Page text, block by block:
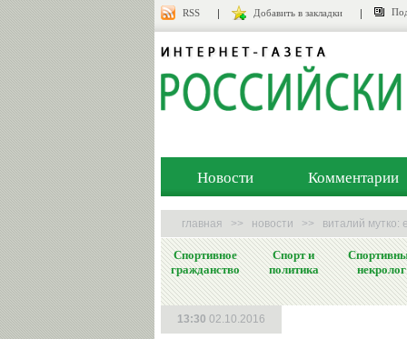
RSS Добавить в закладки
Новости Комментарии
главная >> новости >> виталий мутко:
Спортивное
гражданство
Спорт и
политика
некролог
13:30 02.10.2016